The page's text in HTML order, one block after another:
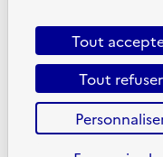
dans
nouvelle
Sauf mention explicite de
les contenus de ce site sont
Ce site internet est pensé
d'écoconception.En savoir
Tout
Tout refuser